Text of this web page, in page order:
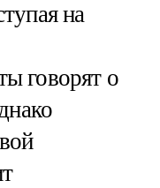
на
говорят о